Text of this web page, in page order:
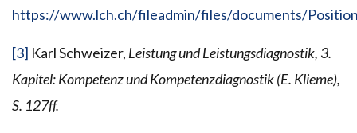
https://www.lch.ch/fileadmin/files/documents/
[3] Karl Schweizer, Leistung und Leistungsdiagnostik, 3.
Kapitel: Kompetenz und Kompetenzdiagnostik (E. Klieme),
S. 127ff.